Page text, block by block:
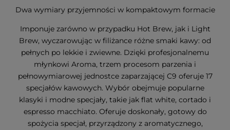
Dwa wymiary przyjemności w kompaktowym formacie
Imponuje zarówno w przypadku Hot Brew, jak i Light
Brew, wyczarowując w filiżance różne smaki kawy: od
pełnych po lekkie i zwiewne. Dzięki profesjonalnemu
młynkowi Aroma, trzem procesom parzenia i
pełnowymiarowej jednostce zaparzającej C9 oferuje 17
specjałów kawowych. Wybór obejmuje popularne
klasyki i modne specjały, takie jak flat white, cortado i
espresso macchiato. Oferuje doskonały, gotowy do
spożycia specjał, przyrządzony z aromatycznego,